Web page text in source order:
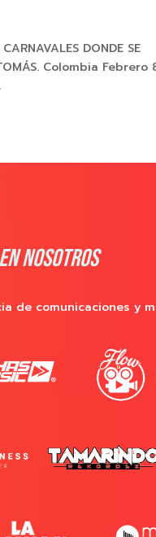
DONDE SE
TOMÁS. Colombia Febrero
NOSOTROS
de comunicaciones y